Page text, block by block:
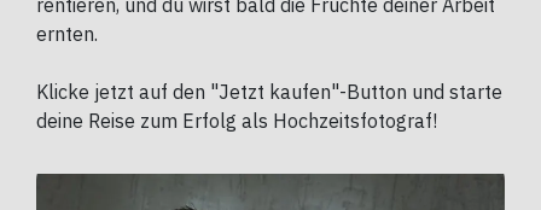
ernten.
Klicke jetzt auf den "Jetzt kaufen"-Button und starte
deine Reise zum Erfolg als Hochzeitsfotograf!